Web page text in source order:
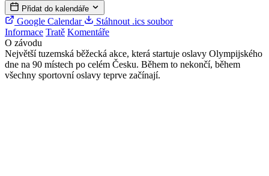
Přidat do kalendáře
Google Calendar
Stáhnout .ics soubor
Informace Tratě Komentáře
O závodu
Největší tuzemská běžecká akce, která startuje oslavy Olympijského
dne na 90 místech po celém Česku. Během to nekončí, během
všechny sportovní oslavy teprve začínají.